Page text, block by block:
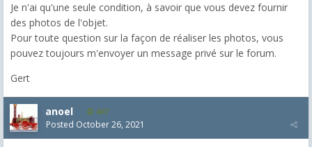
Je n'ai qu'une seule condition, à savoir que vous devez fournir
des photos de l'objet.
Pour toute question sur la façon de réaliser les photos, vous
pouvez toujours m'envoyer un message privé sur le forum.
Gert
anoel 407
Posted October 26, 2021